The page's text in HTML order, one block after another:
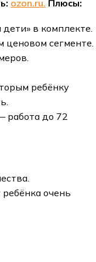
ozon.ru. Плюсы:
в комплекте.
ценовом сегменте.
ребёнку
работа до 72
очень